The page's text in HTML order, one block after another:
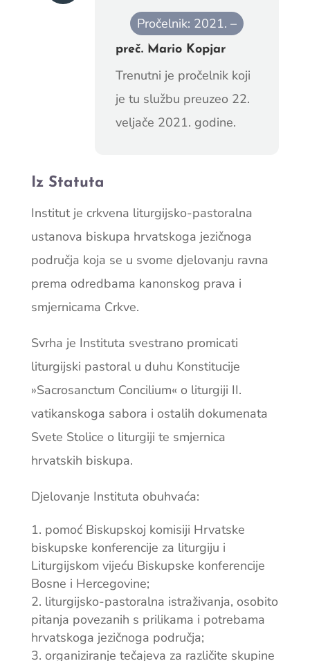
Pročelnik: 2021. –
preč. Mario Kopjar
Trenutni je pročelnik koji
je tu službu preuzeo 22.
veljače 2021. godine.
Iz Statuta
Institut je crkvena liturgijsko-pastoralna
ustanova biskupa hrvatskoga jezičnoga
područja koja se u svome djelovanju ravna
prema odredbama kanonskog prava i
smjernicama Crkve.
Svrha je Instituta svestrano promicati
liturgijski pastoral u duhu Konstitucije
»Sacrosanctum Concilium« o liturgiji II.
vatikanskoga sabora i ostalih dokumenata
Svete Stolice o liturgiji te smjernica
hrvatskih biskupa.
Djelovanje Instituta obuhvaća:
pomoć Biskupskoj komisiji Hrvatske
biskupske konferencije za liturgiju i
Liturgijskom vijeću Biskupske konferencije
Bosne i Hercegovine;
liturgijsko-pastoralna istraživanja, osobito
pitanja povezanih s prilikama i potrebama
hrvatskoga jezičnoga područja;
organiziranje tečajeva za različite skupine